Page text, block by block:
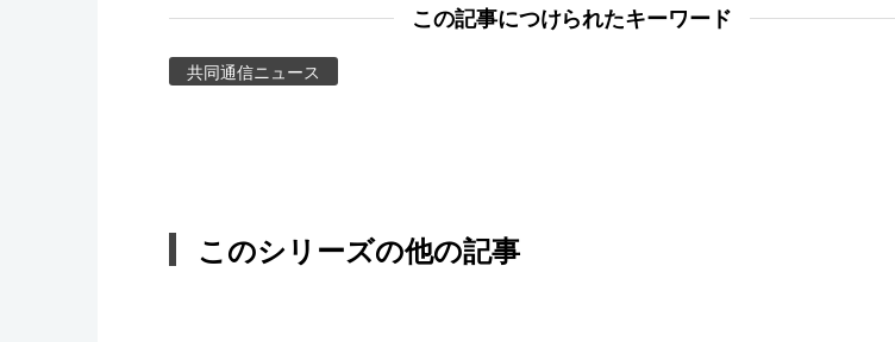
この記事につけられたキーワード
共同通信ニュース
このシリーズの他の記事